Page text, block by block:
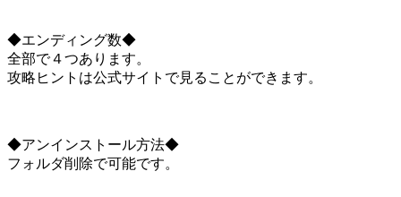
◆エンディング数◆
全部で４つあります。
攻略ヒントは公式サイトで見ることができます。
◆アンインストール方法◆
フォルダ削除で可能です。